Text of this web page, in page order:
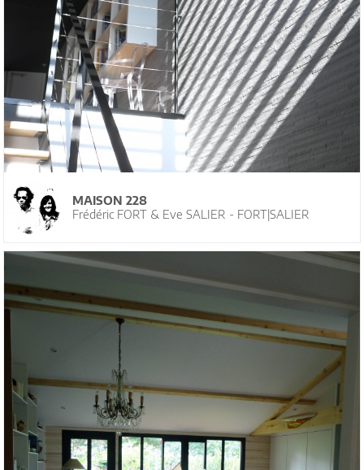
MAISON 228
Frédéric FORT & Eve SALIER - FORT|SALIER